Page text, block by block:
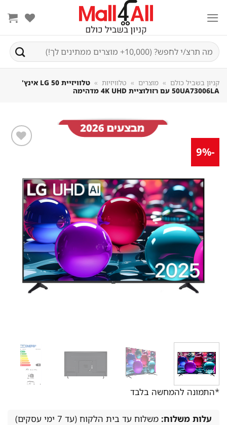
חיפוש
עבור:
קניון בשביל כולם מוצרים טלוויזיות
טלוויזיית LG 50 אינץ'
50UA73006LA עם רזולוציית 4K UHD מדהימה
במועדפים
*התמונה להמחשה בלבד
עלות משלוח:
משלוח עד בית הלקוח (עד 7 ימי עסקים)